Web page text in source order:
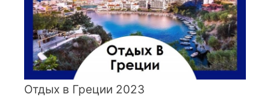
Отдых в Греции 2023